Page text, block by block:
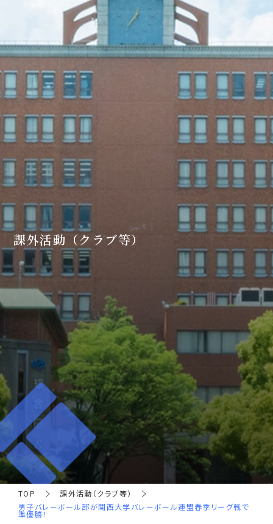
課外活動（クラブ等）
TOP
課外活動（クラブ等）
男子バレーボール部が関西大学バレーボール連盟春季リーグ戦で
準優勝！